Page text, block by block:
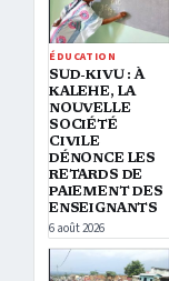
ÉDUCATION
SUD-KIVU : À
KALEHE, LA
NOUVELLE
SOCIÉTÉ
CIVILE
DÉNONCE LES
RETARDS DE
PAIEMENT DES
ENSEIGNANTS
6 août 2026